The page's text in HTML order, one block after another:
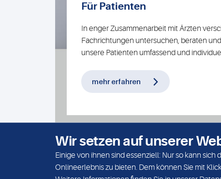
Für Patienten
In enger Zusammenarbeit mit Ärzten
Fachrichtungen untersuchen, beraten
unsere Patienten umfassend und
mehr erfahren
Wir setzen auf unserer
Einige von ihnen sind essenziell: Nur so kann
Onlineerlebnis zu bieten. Dem können Sie mit